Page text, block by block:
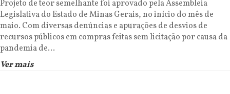
Projeto de teor semelhante foi aprovado pela Assembleia
Legislativa do Estado de Minas Gerais, no início do mês de
maio. Com diversas denúncias e apurações de desvios de
recursos públicos em compras feitas sem licitação por causa da
pandemia de...
Ver mais